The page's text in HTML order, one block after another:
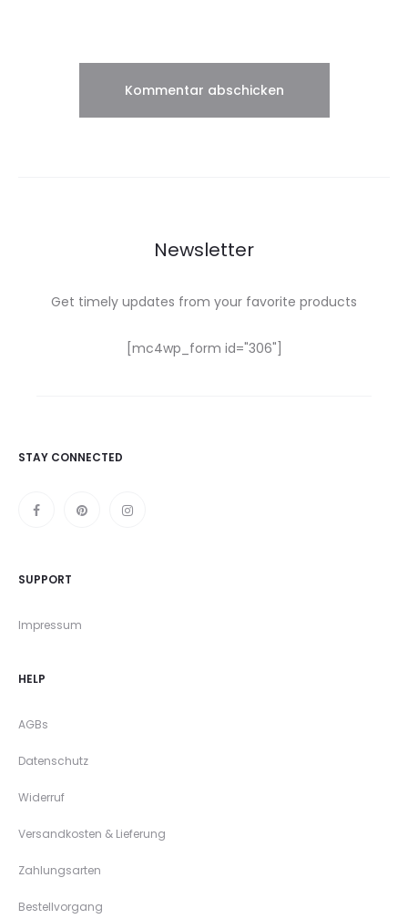
Newsletter
Get timely updates from your favorite products
[mc4wp_form id="306"]
STAY CONNECTED
SUPPORT
Impressum
HELP
AGBs
Datenschutz
Widerruf
Versandkosten & Lieferung
Zahlungsarten
Bestellvorgang